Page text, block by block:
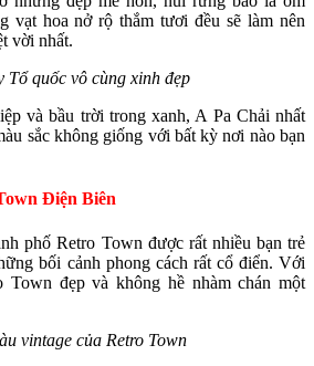
vạt hoa nở rộ thắm tươi đều sẽ làm nên
vời nhất.
Tổ quốc vô cùng xinh đẹp
và bầu trời trong xanh, A Pa Chải nhất
sắc không giống với bất kỳ nơi nào bạn
Điện Biên
phố Retro Town được rất nhiều bạn trẻ
bối cảnh phong cách rất cổ điển. Với
Town đẹp và không hề nhàm chán một
vintage của Retro Town